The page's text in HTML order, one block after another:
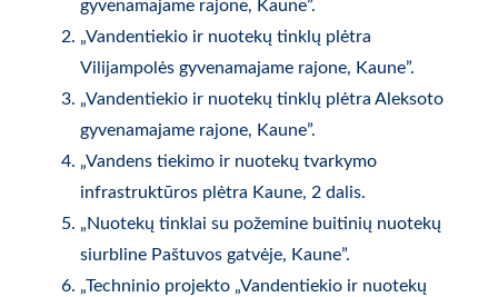
gyvenamajame rajone, Kaune”.
„Vandentiekio ir nuotekų tinklų plėtra
Vilijampolės gyvenamajame rajone, Kaune”.
„Vandentiekio ir nuotekų tinklų plėtra Aleksoto
gyvenamajame rajone, Kaune”.
„Vandens tiekimo ir nuotekų tvarkymo
infrastruktūros plėtra Kaune, 2 dalis.
„Nuotekų tinklai su požemine buitinių nuotekų
siurbline Paštuvos gatvėje, Kaune”.
„Techninio projekto „Vandentiekio ir nuotekų